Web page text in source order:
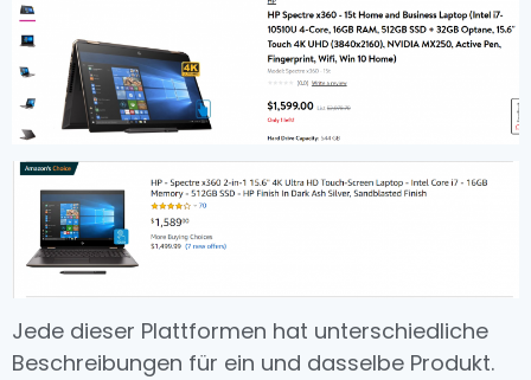
Jede dieser Plattformen hat unterschiedliche
Beschreibungen für ein und dasselbe Produkt.